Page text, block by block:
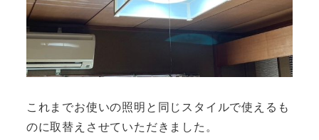
これまでお使いの照明と同じスタイルで使えるも
のに取替えさせていただきました。